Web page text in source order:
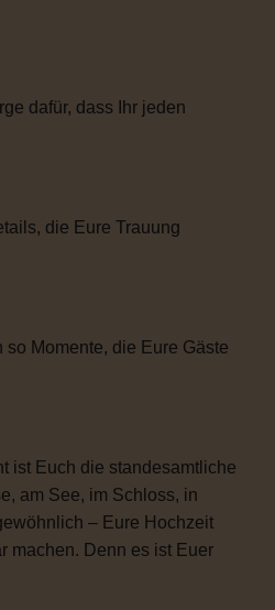
dafür, dass Ihr jeden
die Eure Trauung
Momente, die Eure Gäste
ist Euch die standesamtliche
am See, im Schloss, in
– Eure Hochzeit
machen. Denn es ist Euer